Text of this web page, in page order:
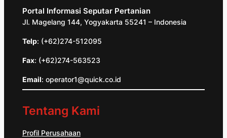
Portal Informasi Seputar Pertanian
Jl. Magelang 144, Yogyakarta 55241 – Indonesia
Telp: (+62)274-512095
Fax: (+62)274-563523
Email: operator1@quick.co.id
Tentang Kami
Profil Perusahaan